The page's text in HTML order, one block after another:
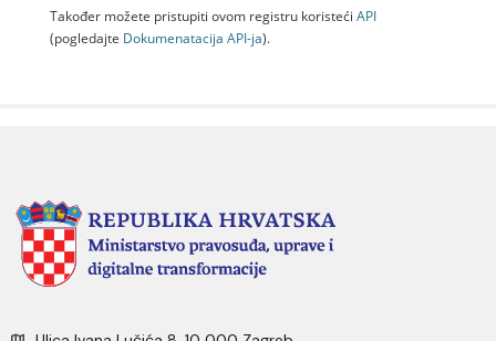
Također možete pristupiti ovom registru koristeći API
(pogledajte Dokumenаtаcijа API-jа).